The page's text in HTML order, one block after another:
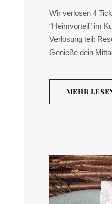
Wir verlosen 4
“Heimvorteil” im
Verlosung teil:
Genieße dein
MEHR